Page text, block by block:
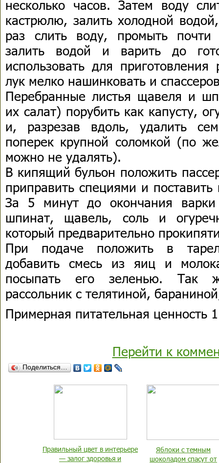
несколько часов. Затем воду
кастрюлю, залить холодной
раз слить воду, промыть
залить водой и варить до
использовать для
лук мелко нашинковать и
Перебранные листья щавеля и
их салат) порубить как капусту,
и, разрезав вдоль, удалить
поперек крупной соломкой (по
можно не удалять).
В кипящий бульон положить
приправить специями и
За 5 минут до окончания варки
шпинат, щавель, соль и
который предварительно
При подаче положить в
добавить смесь из яиц и
посыпать его зеленью. Так
рассольник с телятиной,
Примерная питательная ценность
Перейти к
Поделиться…
Правильный цвет в интерьере
— залог здоровья и
Яблоки с темным
шоколадом спасут от